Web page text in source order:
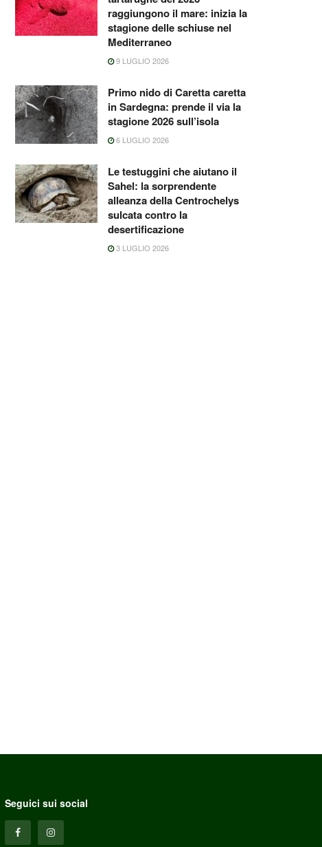
raggiungono il mare: inizia la
stagione delle schiuse nel
Mediterraneo
9 LUGLIO 2026
Primo nido di Caretta caretta
in Sardegna: prende il via la
stagione 2026 sull’isola
6 LUGLIO 2026
Le testuggini che aiutano il
Sahel: la sorprendente
alleanza della Centrochelys
sulcata contro la
desertificazione
3 LUGLIO 2026
Seguici sui social